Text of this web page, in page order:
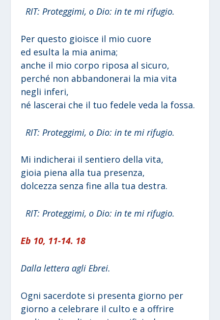
RIT: Proteggimi, o Dio: in te mi rifugio.
Per questo gioisce il mio cuore
ed esulta la mia anima;
anche il mio corpo riposa al sicuro,
perché non abbandonerai la mia vita
negli inferi,
né lascerai che il tuo fedele veda la fossa.
RIT: Proteggimi, o Dio: in te mi rifugio.
Mi indicherai il sentiero della vita,
gioia piena alla tua presenza,
dolcezza senza fine alla tua destra.
RIT: Proteggimi, o Dio: in te mi rifugio.
Eb 10, 11-14. 18
Dalla lettera agli Ebrei.
Ogni sacerdote si presenta giorno per
giorno a celebrare il culto e a offrire